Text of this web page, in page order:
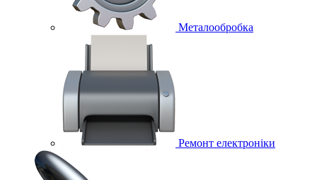
Металообробка
Ремонт електроніки